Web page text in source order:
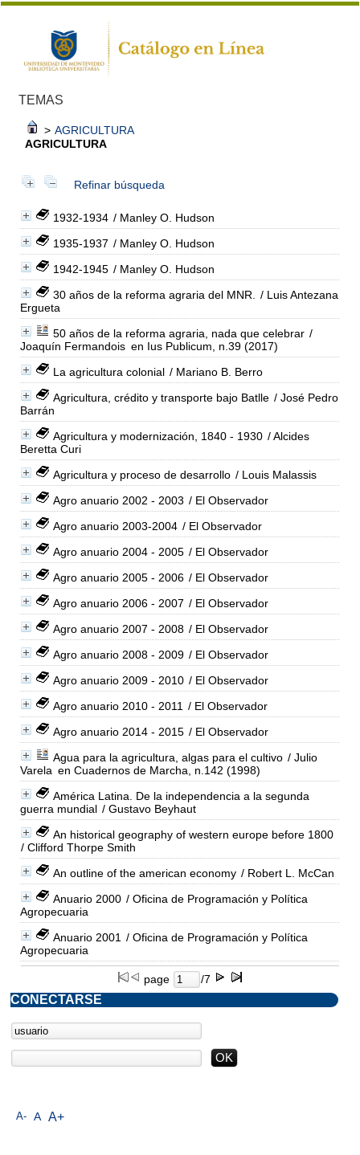
TEMAS
> AGRICULTURA
AGRICULTURA
Refinar búsqueda
1932-1934 / Manley O. Hudson
1935-1937 / Manley O. Hudson
1942-1945 / Manley O. Hudson
30 años de la reforma agraria del MNR.
/ Luis Antezana
Ergueta
50 años de la reforma agraria, nada que celebrar /
Joaquín Fermandois en Ius Publicum, n.39 (2017)
La agricultura colonial / Mariano B. Berro
Agricultura, crédito y transporte bajo Batlle / José Pedro
Barrán
Agricultura y modernización, 1840 - 1930 / Alcides
Beretta Curi
Agricultura y proceso de desarrollo / Louis Malassis
Agro anuario 2002 - 2003 / El Observador
Agro anuario 2003-2004 / El Observador
Agro anuario 2004 - 2005 / El Observador
Agro anuario 2005 - 2006 / El Observador
Agro anuario 2006 - 2007 / El Observador
Agro anuario 2007 - 2008 / El Observador
Agro anuario 2008 - 2009 / El Observador
Agro anuario 2009 - 2010 / El Observador
Agro anuario 2010 - 2011 / El Observador
Agro anuario 2014 - 2015 / El Observador
Agua para la agricultura, algas para el cultivo / Julio
Varela en Cuadernos de Marcha, n.142 (1998)
América Latina. De la independencia a la segunda
guerra mundial / Gustavo Beyhaut
An historical geography of western europe before 1800
/ Clifford Thorpe Smith
An outline of the american economy / Robert L. McCan
Anuario 2000 / Oficina de Programación y Política
Agropecuaria
Anuario 2001 / Oficina de Programación y Política
Agropecuaria
page /7
A- A A+
CONECTARSE